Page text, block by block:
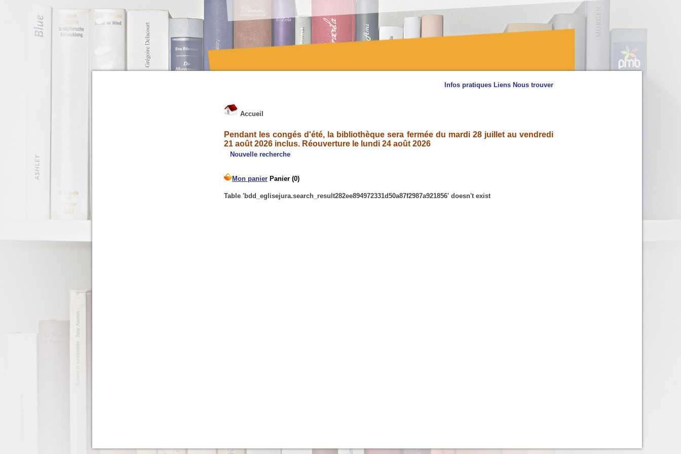
Infos pratiques Liens Nous trouver
Accueil
Pendant les congés d'été, la bibliothèque sera fermée du mardi 28 juillet au vendredi
21 août 2026 inclus. Réouverture le lundi 24 août 2026
Nouvelle recherche
Table 'bdd_eglisejura.search_result282ee894972331d50a87f2987a921856' doesn't exist